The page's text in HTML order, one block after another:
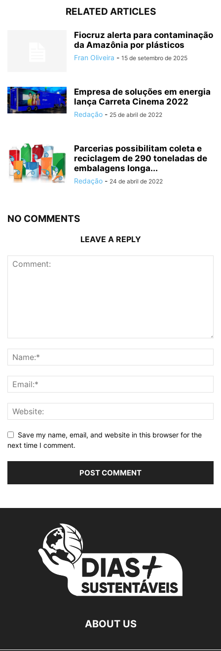
RELATED ARTICLES
Fiocruz alerta para contaminação
da Amazônia por plásticos
Fran Oliveira - 15 de setembro de 2025
Empresa de soluções em energia
lança Carreta Cinema 2022
Redação - 25 de abril de 2022
Parcerias possibilitam coleta e
reciclagem de 290 toneladas de
embalagens longa...
Redação - 24 de abril de 2022
NO COMMENTS
LEAVE A REPLY
Save my name, email, and website in this browser for the
next time I comment.
ABOUT US